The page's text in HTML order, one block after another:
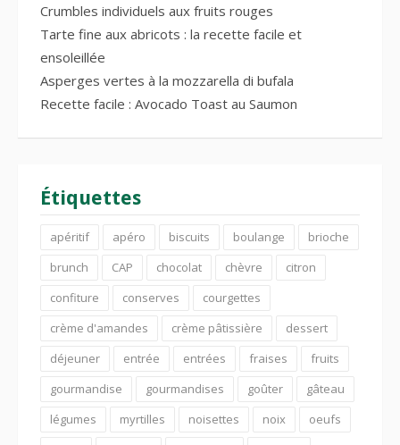
Crumbles individuels aux fruits rouges
Tarte fine aux abricots : la recette facile et
ensoleillée
Asperges vertes à la mozzarella di bufala
Recette facile : Avocado Toast au Saumon
Étiquettes
apéritif apéro biscuits boulange
brioche
brunch
CAP chocolat chèvre
citron
confiture
conserves
courgettes
crème d'amandes
crème pâtissière
dessert
déjeuner
entrée entrées fraises
fruits
gourmandise
gourmandises goûter
gâteau
légumes
myrtilles noisettes noix
oeufs